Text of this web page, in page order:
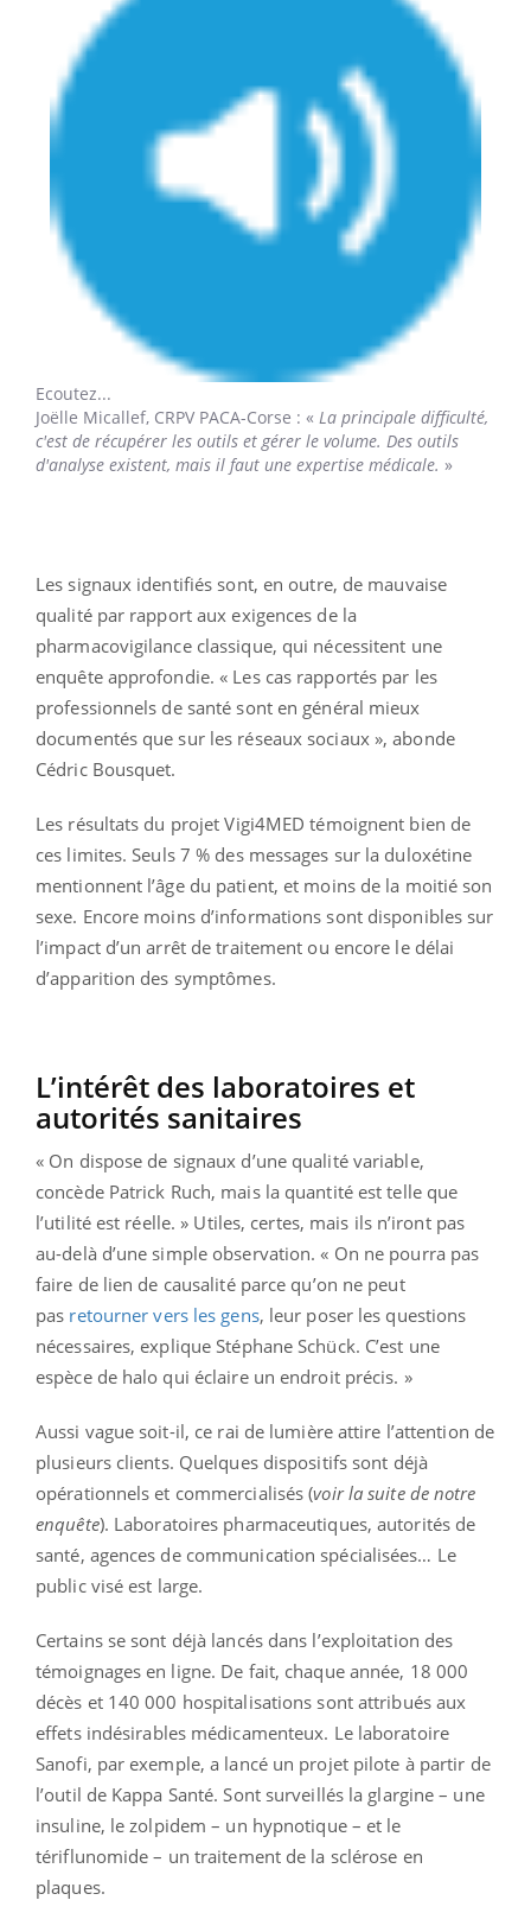
Ecoutez...
Joëlle Micallef, CRPV PACA-Corse : « La principale difficulté,
c'est de récupérer les outils et gérer le volume. Des outils
d'analyse existent, mais il faut une expertise médicale. »
Les signaux identifiés sont, en outre, de mauvaise
qualité par rapport aux exigences de la
pharmacovigilance classique, qui nécessitent une
enquête approfondie. « Les cas rapportés par les
professionnels de santé sont en général mieux
documentés que sur les réseaux sociaux », abonde
Cédric Bousquet.
Les résultats du projet Vigi4MED témoignent bien de
ces limites. Seuls 7 % des messages sur la duloxétine
mentionnent l’âge du patient, et moins de la moitié son
sexe. Encore moins d’informations sont disponibles sur
l’impact d’un arrêt de traitement ou encore le délai
d’apparition des symptômes.
L’intérêt des laboratoires et
autorités sanitaires
« On dispose de signaux d’une qualité variable,
concède Patrick Ruch, mais la quantité est telle que
l’utilité est réelle. » Utiles, certes, mais ils n’iront pas
au-delà d’une simple observation. « On ne pourra pas
faire de lien de causalité parce qu’on ne peut
pas retourner vers les gens, leur poser les questions
nécessaires, explique Stéphane Schück. C’est une
espèce de halo qui éclaire un endroit précis. »
Aussi vague soit-il, ce rai de lumière attire l’attention de
plusieurs clients. Quelques dispositifs sont déjà
opérationnels et commercialisés (voir la suite de notre
enquête). Laboratoires pharmaceutiques, autorités de
santé, agences de communication spécialisées… Le
public visé est large.
Certains se sont déjà lancés dans l’exploitation des
témoignages en ligne. De fait, chaque année, 18 000
décès et 140 000 hospitalisations sont attribués aux
effets indésirables médicamenteux. Le laboratoire
Sanofi, par exemple, a lancé un projet pilote à partir de
l’outil de Kappa Santé. Sont surveillés la glargine – une
insuline, le zolpidem – un hypnotique – et le
tériflunomide – un traitement de la sclérose en
plaques.